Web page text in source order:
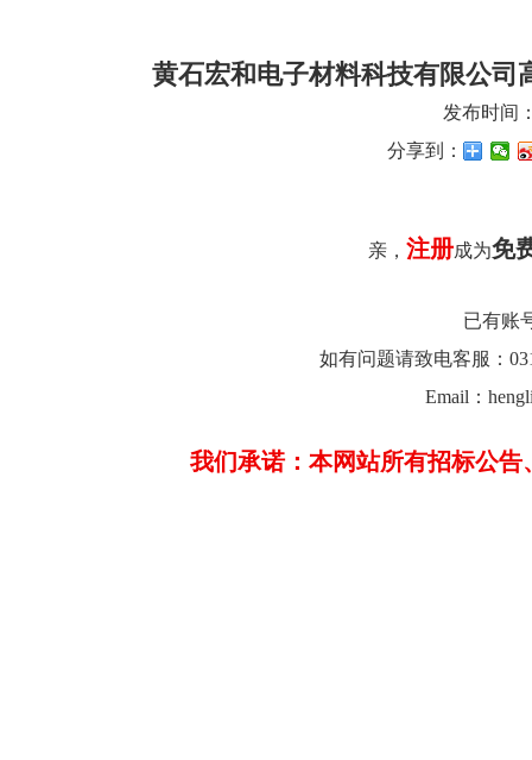
黄石宏和电子材料科技有限公司
发布时间
分享到：
亲， 注册成为免
已有账
如有问题请致电客服：
Email：
我们承诺：本网站所有招标公